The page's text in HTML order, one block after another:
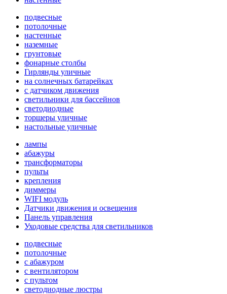
подвесные
потолочные
настенные
наземные
грунтовые
фонарные столбы
Гирлянды уличные
на солнечных батарейках
с датчиком движения
светильники для бассейнов
светодиодные
торшеры уличные
настольные уличные
лампы
абажуры
трансформаторы
пульты
крепления
диммеры
WIFI модуль
Датчики движения и освещения
Панель управления
Уходовые средства для светильников
подвесные
потолочные
с абажуром
с вентилятором
с пультом
светодиодные люстры